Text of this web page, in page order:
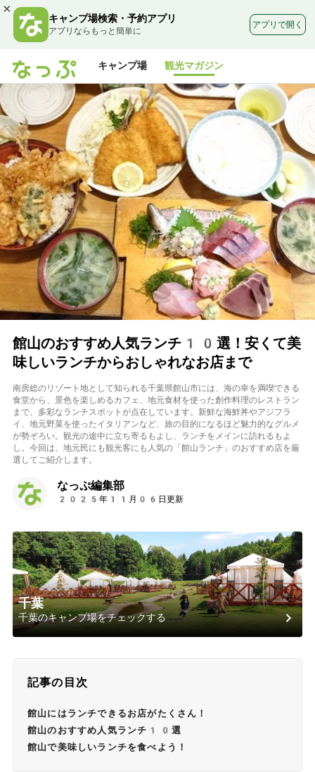
×
キャンプ場検索・予約アプリ
アプリならもっと簡単に
アプリで開く
キャンプ場 観光マガジン
館山のおすすめ人気ランチ10選！安くて美
味しいランチからおしゃれなお店まで
南房総のリゾート地として知られる千葉県館山市には、海の幸を満喫できる
食堂から、景色を楽しめるカフェ、地元食材を使った創作料理のレストラン
まで、多彩なランチスポットが点在しています。新鮮な海鮮丼やアジフラ
イ、地元野菜を使ったイタリアンなど、旅の目的になるほど魅力的なグルメ
が勢ぞろい。観光の途中に立ち寄るもよし、ランチをメインに訪れるもよ
し。今回は、地元民にも観光客にも人気の「館山ランチ」のおすすめ店を厳
選してご紹介します。
なっぷ編集部
2025年11月06日更新
千葉
千葉のキャンプ場をチェックする
記事の目次
館山にはランチできるお店がたくさん！
館山のおすすめ人気ランチ10選
館山で美味しいランチを食べよう！